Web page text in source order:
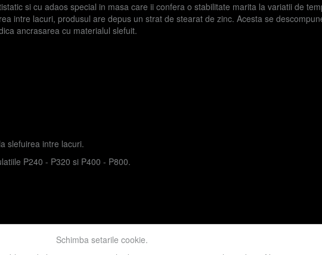
si cu adaos special in masa care ii confera o stabilitate marita la variatii de
intre lacuri, produsul are depus un strat de stearat de zinc. Acesta se
ancrasarea cu materialul slefuit.
slefuirea intre lacuri.
P240 - P320 si P400 - P800.
Hârtie Lemn
Schimba setarile cookie.